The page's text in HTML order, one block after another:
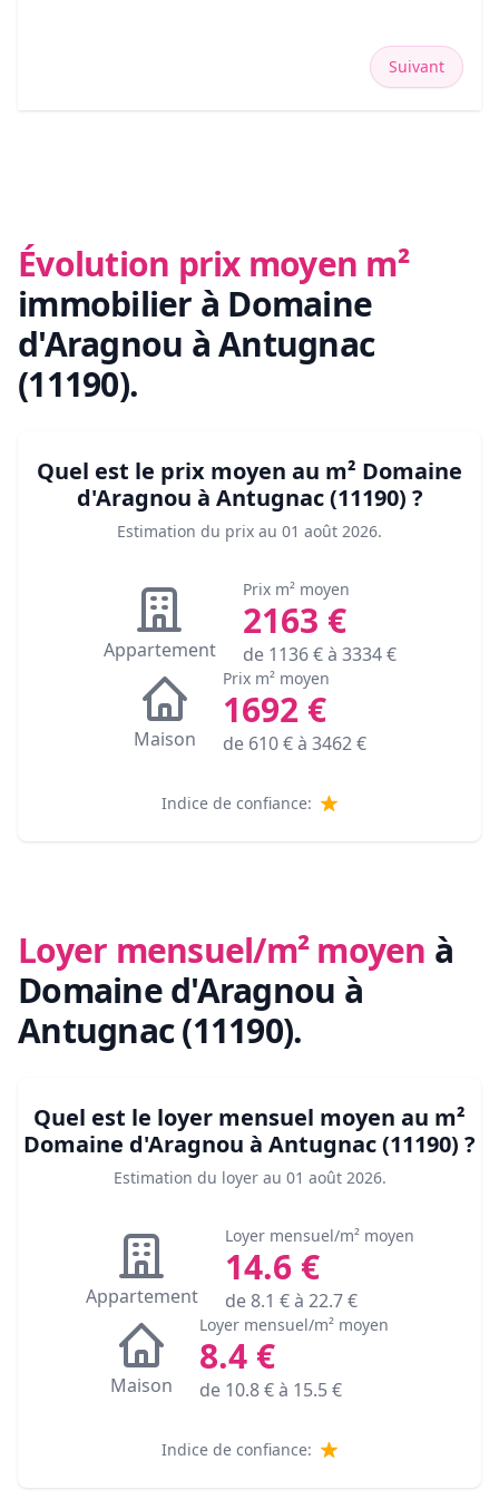
Suivant
Évolution prix moyen m²
immobilier à Domaine
d'Aragnou à Antugnac
(11190).
Quel est le prix moyen au m² Domaine
d'Aragnou à Antugnac (11190) ?
Estimation du prix au 01 août 2026.
Appartement
Prix m² moyen
2163 €
de 1136€ à 3334€
Maison
Prix m² moyen
1692€
de 610€ à 3462€
Indice de confiance:
Loyer mensuel/m² moyen à
Domaine d'Aragnou à
Antugnac (11190).
Quel est le loyer mensuel moyen au m²
Domaine d'Aragnou à Antugnac (11190) ?
Estimation du loyer au 01 août 2026.
Appartement
Loyer mensuel/m² moyen
14.6€
de8.1 € à 22.7€
Maison
Loyer mensuel/m² moyen
8.4 €
de 10.8€ à 15.5€
Indice de confiance: